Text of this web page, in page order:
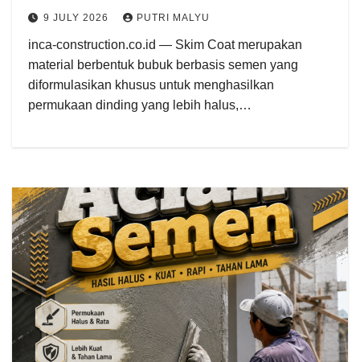
9 JULY 2026 PUTRI MALYU
inca-construction.co.id — Skim Coat merupakan
material berbentuk bubuk berbasis semen yang
diformulasikan khusus untuk menghasilkan
permukaan dinding yang lebih halus,…